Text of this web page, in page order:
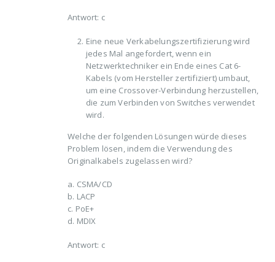
Antwort: c
Eine neue Verkabelungszertifizierung wird
jedes Mal angefordert, wenn ein
Netzwerktechniker ein Ende eines Cat 6-
Kabels (vom Hersteller zertifiziert) umbaut,
um eine Crossover-Verbindung herzustellen,
die zum Verbinden von Switches verwendet
wird.
Welche der folgenden Lösungen würde dieses
Problem lösen, indem die Verwendung des
Originalkabels zugelassen wird?
a. CSMA/CD
b. LACP
c. PoE+
d. MDIX
Antwort: c